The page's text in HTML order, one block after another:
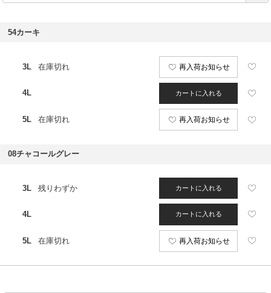
54カーキ
3L 在庫切れ 再入荷お知らせ
4L カートに入れる
5L 在庫切れ 再入荷お知らせ
08チャコールグレー
3L 残りわずか カートに入れる
4L カートに入れる
5L 在庫切れ 再入荷お知らせ